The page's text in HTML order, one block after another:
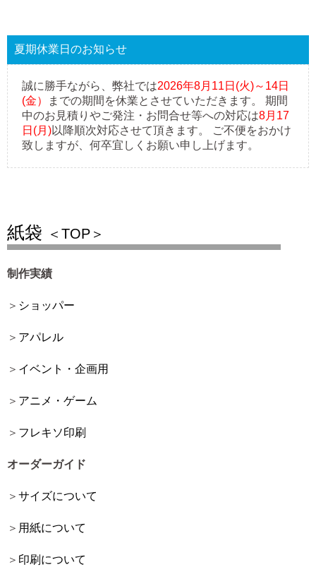
夏期休業日のお知らせ
誠に勝手ながら、弊社では2026年8月11日(火)～14日
(金）
までの期間を休業とさせていただきます。 期間
中のお見積りやご発注・お問合せ等への対応は8月17
日(月)以降順次対応させて頂きます。 ご不便をおかけ
致しますが、何卒宜しくお願い申し上げます。
紙袋 ＜TOP＞
制作実績
ショッパー
アパレル
イベント・企画用
アニメ・ゲーム
フレキソ印刷
オーダーガイド
サイズについて
用紙について
印刷について